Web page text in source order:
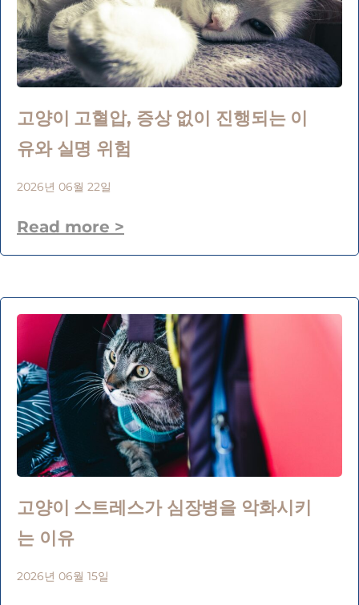
고양이 고혈압, 증상 없이 진행되는 이
유와 실명 위험
2026년 06월 22일
Read more >
고양이 스트레스가 심장병을 악화시키
는 이유
2026년 06월 15일